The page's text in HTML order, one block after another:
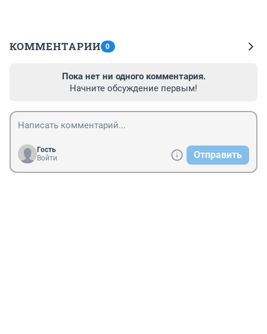
КОММЕНТАРИИ 0
Пока нет ни одного комментария.
Начните обсуждение первым!
Гость
Войти
Отправить